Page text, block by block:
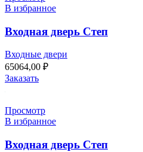
В избранное
Входная дверь Степ
Входные двери
65064,00 ₽
Заказать
Просмотр
В избранное
Входная дверь Степ